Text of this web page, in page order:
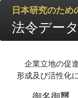
日本研究のため
法令デー
企業立地の促
形成及び活性化